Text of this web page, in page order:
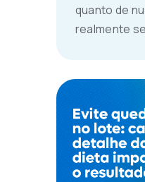
quanto de
realmente